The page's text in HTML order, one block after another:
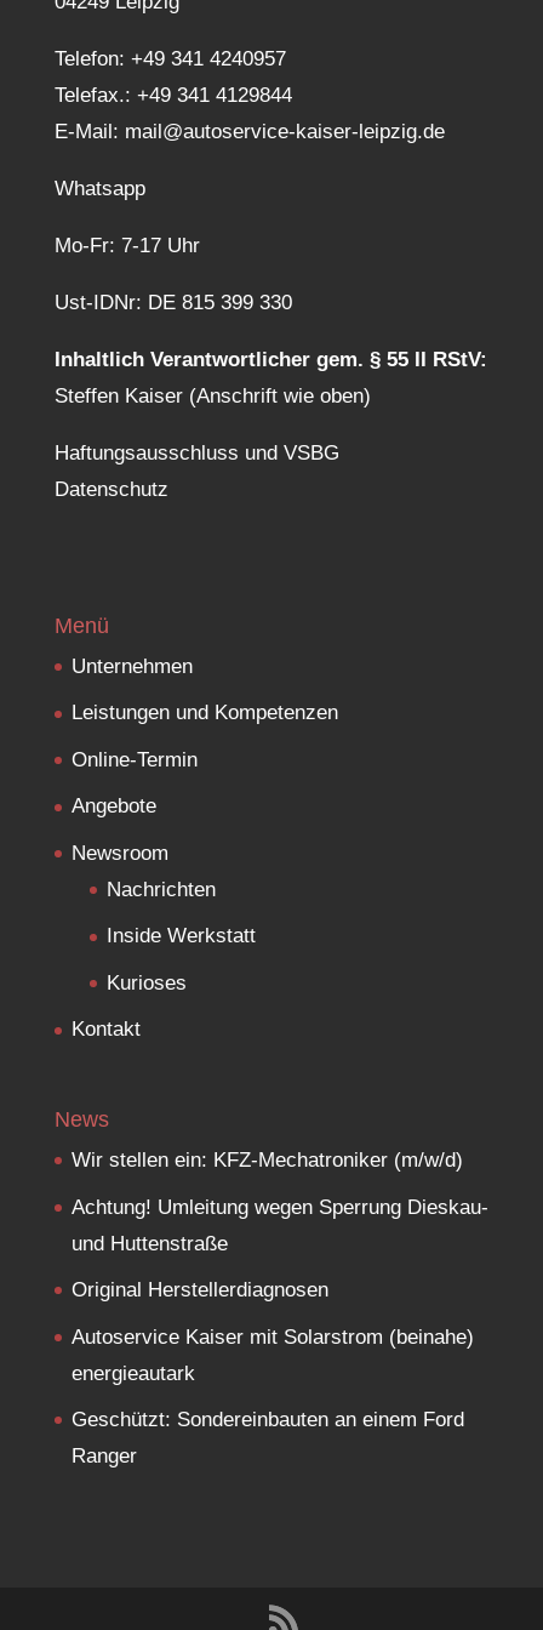
Telefon: +49 341 4240957
Telefax.: +49 341 4129844
E-Mail: mail@autoservice-kaiser-leipzig.de
Whatsapp
Mo-Fr: 7-17 Uhr
Ust-IDNr: DE 815 399 330
Inhaltlich Verantwortlicher gem. § 55 II RStV:
Steffen Kaiser (Anschrift wie oben)
Haftungsausschluss und VSBG
Datenschutz
Menü
Unternehmen
Leistungen und Kompetenzen
Online-Termin
Angebote
Newsroom
Nachrichten
Inside Werkstatt
Kurioses
Kontakt
News
Wir stellen ein: KFZ-Mechatroniker (m/w/d)
Achtung! Umleitung wegen Sperrung Dieskau-
und Huttenstraße
Original Herstellerdiagnosen
Autoservice Kaiser mit Solarstrom (beinahe)
energieautark
Geschützt: Sondereinbauten an einem Ford
Ranger